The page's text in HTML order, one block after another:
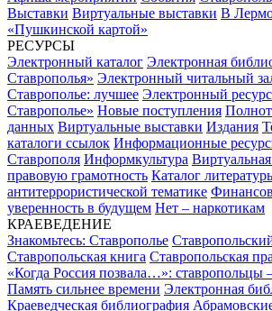
Выставки Виртуальные выставки В
«Пушкинской картой»
РЕСУРСЫ
Электронный каталог Электронная
Ставрополья» Электронный читальный
Ставрополье: лучшее Электронный
Ставрополье» Новые поступления
данных Виртуальные выставки Издания
каталоги ссылок Информационные
Ставрополя Информкультура
правовую грамотность Каталог
антитеррористической тематике
уверенность в будущем Нет – наркотикам
КРАЕВЕДЕНИЕ
Знакомьтесь: Ставрополье
Ставропольская книга Ставропольская
«Когда Россия позвала…»:
Память сильнее времени Электронная
Краеведческая библиография